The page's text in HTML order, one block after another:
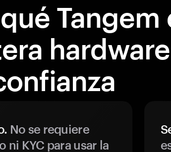
Tangem
No se requiere
ni KYC para usar la